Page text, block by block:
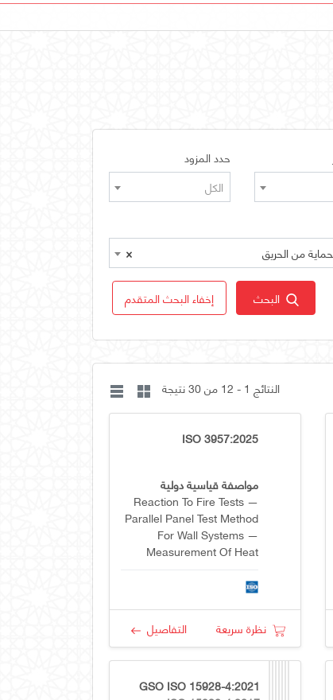
حدد المزود
الكل
×
البحث إخفاء البحث المتقدم
النتائج 1 - 12 من 30 نتيجة
ISO 3957:2025
مواصفة قياسية دولية
Reaction To Fire Tests —
Parallel Panel Test Method
For Wall Systems —
Measurement Of Heat
Production
نظرة سريعة التفاصيل
GSO ISO 15928-4:2021